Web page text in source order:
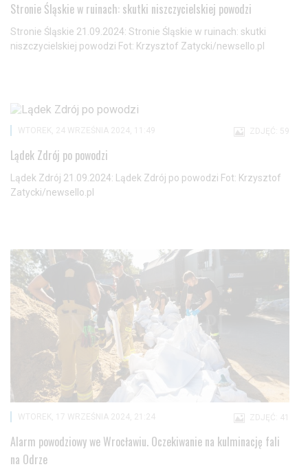
Stronie Śląskie w ruinach: skutki niszczycielskiej powodzi
Stronie Śląskie 21.09.2024: Stronie Śląskie w ruinach: skutki
niszczycielskiej powodzi Fot: Krzysztof Zatycki/newsello.pl
ZDJĘĆ: 59
WTOREK, 24 WRZEŚNIA 2024, 11:49
Lądek Zdrój po powodzi
Lądek Zdrój 21.09.2024: Lądek Zdrój po powodzi Fot: Krzysztof
Zatycki/newsello.pl
ZDJĘĆ: 41
WTOREK, 17 WRZEŚNIA 2024, 21:24
Alarm powodziowy we Wrocławiu. Oczekiwanie na kulminację fali
na Odrze